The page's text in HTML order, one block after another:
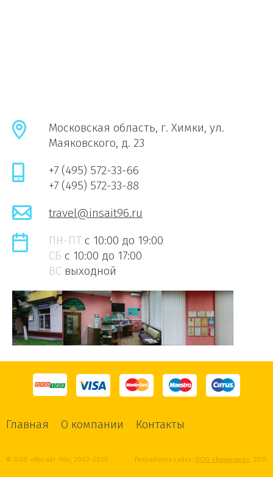
Московская область, г. Химки, ул.
Маяковского, д. 23
+7 (495) 572-33-66
+7 (495) 572-33-88
travel@insait96.ru
ПН-ПТ c 10:00 до 19:00
СБ c 10:00 до 17:00
ВС выходной
Главная О компании Контакты
© ООО «Инсайт-96», 2002–2026 Разработка сайта: ООО «Бинарика», 2015